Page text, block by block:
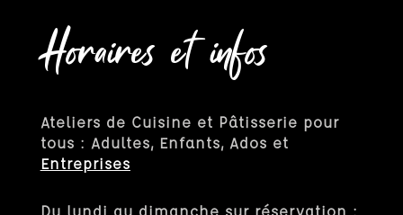
Horaires et infos
Ateliers de Cuisine et Pâtisserie pour
tous : Adultes, Enfants, Ados et
Entreprises
Du lundi au dimanche sur réservation :